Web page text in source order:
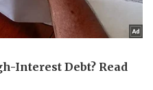
Xe máy
Tư vấn